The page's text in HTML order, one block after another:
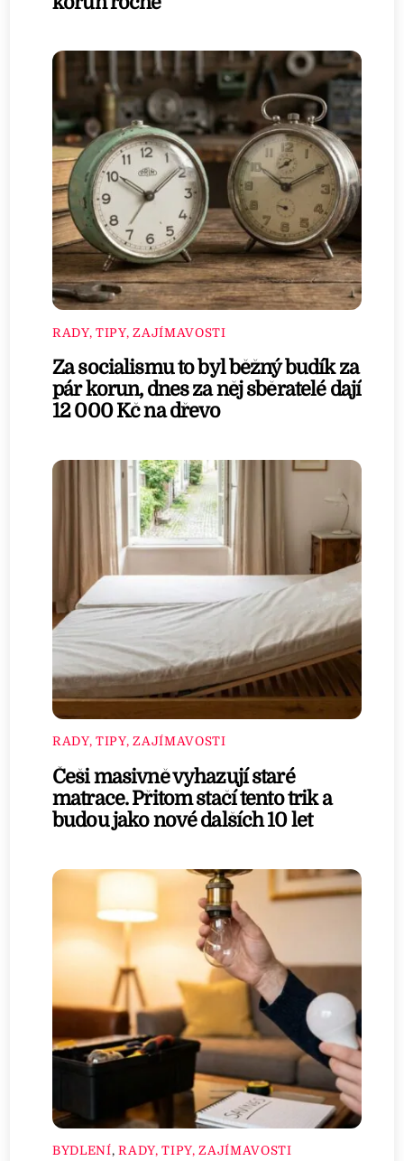
RADY, TIPY, ZAJÍMAVOSTI
Za socialismu to byl běžný budík za
pár korun, dnes za něj sběratelé dají
12 000 Kč na dřevo
RADY, TIPY, ZAJÍMAVOSTI
Češi masivně vyhazují staré
matrace. Přitom stačí tento trik a
budou jako nové dalších 10 let
BYDLENÍ,RADY, TIPY, ZAJÍMAVOSTI